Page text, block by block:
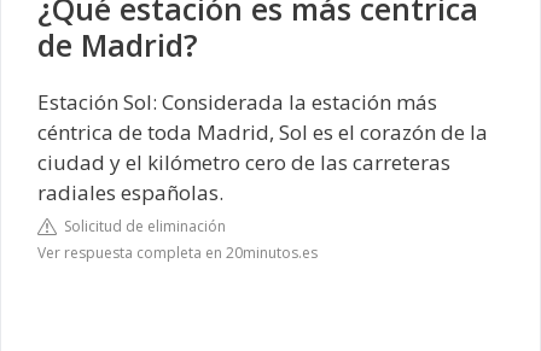
de Madrid?
Estación Sol: Considerada la estación más
céntrica de toda Madrid, Sol es el corazón de la
ciudad y el kilómetro cero de las carreteras
radiales españolas.
Solicitud de eliminación
Ver respuesta completa en 20minutos.es